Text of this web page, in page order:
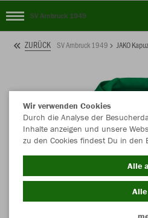
SV Arnbruck 1949
ZURÜCK SV Arnbruck 1949 JAKO
Wir verwenden Cookies
Durch die Analyse der
Inhalte anzeigen und unsere
zu den Cookies findest Du in den
Alle